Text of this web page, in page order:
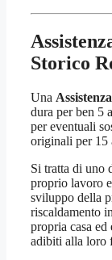
Storico
Una
dura per ben 5
per eventuali
originali per 15
Si tratta di uno
proprio lavoro
sviluppo della
riscaldamento
propria casa
adibiti alla loro